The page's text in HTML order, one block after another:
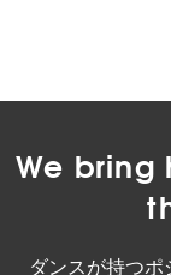
We bring
ダンスが持つ